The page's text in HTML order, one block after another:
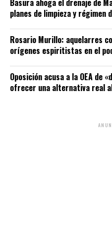
planes de limpieza y régimen
Rosario Murillo: aquelarres
orígenes espiritistas en el
Oposición acusa a la OEA de
ofrecer una alternativa real